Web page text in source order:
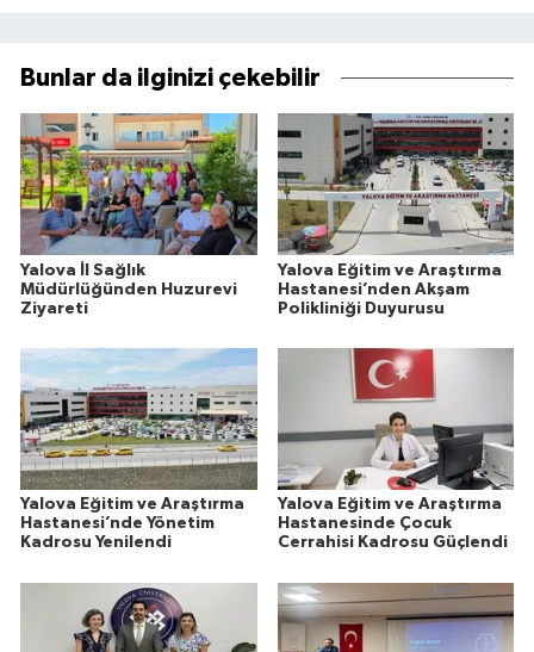
Bunlar da ilginizi çekebilir
Yalova İl Sağlık
Müdürlüğünden Huzurevi
Ziyareti
Yalova Eğitim ve Araştırma
Hastanesi’nden Akşam
Polikliniği Duyurusu
Yalova Eğitim ve Araştırma
Hastanesi’nde Yönetim
Kadrosu Yenilendi
Yalova Eğitim ve Araştırma
Hastanesinde Çocuk
Cerrahisi Kadrosu Güçlendi